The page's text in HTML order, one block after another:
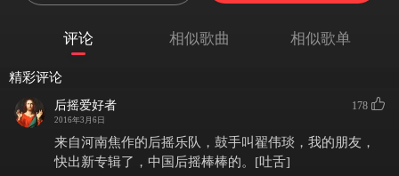
评论 相似歌曲 相似歌单
精彩评论
后摇爱好者
2016年3月6日
178
来自河南焦作的后摇乐队，鼓手叫翟伟琰，我的朋友，
快出新专辑了，中国后摇棒棒的。[吐舌]